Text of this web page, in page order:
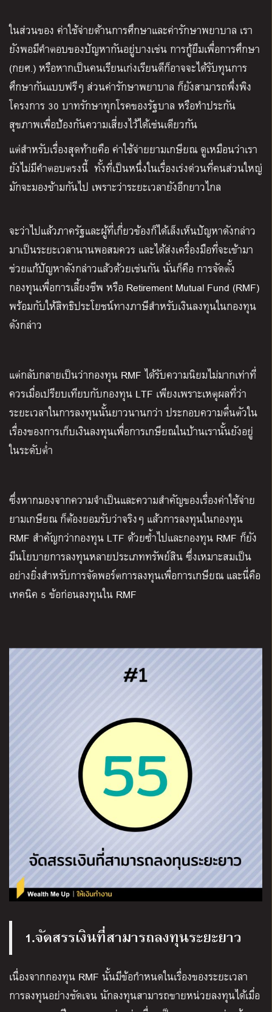
ในส่วนของ ค่าใช้จ่ายด้านการศึกษาและค่ารักษาพยาบาล เรา
ยังพอมีคำตอบของปัญหากันอยู่บางเช่น การกู้ยืมเพื่อการศึกษา
(กยศ.) หรือหากเป็นคนเรียนเก่งเรียนดีก็อาจจะได้รับทุนการ
ศึกษากันแบบฟรีๆ ส่วนค่ารักษาพยาบาล ก็ยังสามารถพึ่งพิง
โครงการ 30 บาทรักษาทุกโรคของรัฐบาล หรือทำประกัน
สุขภาพเพื่อป้องกันความเสี่ยงไว้ได้เช่นเดียวกัน
แต่สำหรับเรื่องสุดท้ายคือ ค่าใช้จ่ายยามเกษียณ ดูเหมือนว่าเรา
ยังไม่มีคำตอบตรงนี้ ทั้งที่เป็นหนึ่งในเรื่องเร่งด่วนที่คนส่วนใหญ่
มักจะมองข้ามกันไป เพราะว่าระยะเวลายังอีกยาวไกล
จะว่าไปแล้วภาครัฐและผู้ที่เกี่ยวข้องก็ได้เล็งเห็นปัญหาดังกล่าว
มาเป็นระยะเวลานานพอสมควร และได้ส่งเครื่องมือที่จะเข้ามา
ช่วยแก้ปัญหาดังกล่าวแล้วด้วยเช่นกัน นั่นก็คือ การจัดตั้ง
กองทุนเพื่อการเลี้ยงชีพ หรือ Retirement Mutual Fund (RMF)
พร้อมกับให้สิทธิประโยชน์ทางภาษีสำหรับเงินลงทุนในกองทุน
ดังกล่าว
แต่กลับกลายเป็นว่ากองทุน RMF ได้รับความนิยมไม่มากเท่าที่
ควรเมื่อเปรียบเทียบกับกองทุน LTF เพียงเพราะเหตุผลที่ว่า
ระยะเวลาในการลงทุนนั้นยาวนานกว่า ประกอบความตื่นตัวใน
เรื่องของการเก็บเงินลงทุนเพื่อการเกษียณในบ้านเรานั้นยังอยู่
ในระดับต่ำ
ซึ่งหากมองจากความจำเป็นและความสำคัญของเรื่องค่าใช้จ่าย
ยามเกษียณ ก็ต้องยอมรับว่าจริงๆ แล้วการลงทุนในกองทุน
RMF สำคัญกว่ากองทุน LTF ด้วยซ้ำไปและกองทุน RMF ก็ยัง
มีนโยบายการลงทุนหลายประเภททรัพย์สิน ซึ่งเหมาะสมเป็น
อย่างยิ่งสำหรับการจัดพอร์ตการลงทุนเพื่อการเกษียณ และนี่คือ
เทคนิค 5 ข้อก่อนลงทุนใน RMF
1.จัดสรรเงินที่สามารถลงทุนระยะยาว
เนื่องจากกองทุน RMF นั้นมีข้อกำหนดในเรื่องของระยะเวลา
การลงทุนอย่างชัดเจน นักลงทุนสามารถขายหน่วยลงทุนได้เมื่อ